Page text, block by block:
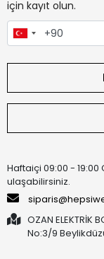
için kayıt olun.
Haftaiçi 09:00 - 19:00
ulaşabilirsiniz.
OZAN ELEKTRİK
No:3/9